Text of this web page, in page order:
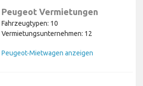
Peugeot Vermietungen
Fahrzeugtypen: 10
Vermietungsunternehmen: 12
Peugeot-Mietwagen anzeigen